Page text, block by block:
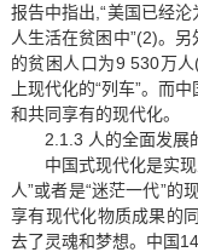
报告中指出,“美国已经
人生活在贫困中”(2)。
的贫困人口为9 530万
上现代化的“列车”。而
和共同享有的现代化。
2.1.3 人的全面发展
中国式现代化是实
人”或者是“迷茫一代”的
享有现代化物质成果的
去了灵魂和梦想。中国